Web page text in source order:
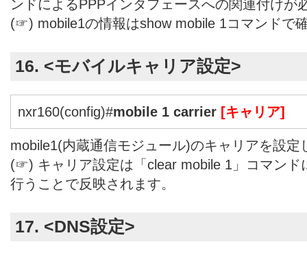
ンドによるPPPインタフェースへの関連付けが
(☞) mobile1の情報はshow mobile 1コマンドで
16. <モバイルキャリア設定>
nxr160(config)#mobile 1 carrier [キャリア]
mobile1(内蔵通信モジュール)のキャリアを設定
(☞) キャリア設定は「clear mobile 1」コマンド
行うことで反映されます。
17. <DNS設定>